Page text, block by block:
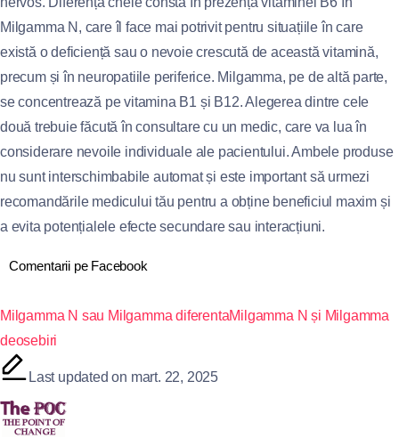
Milgamma N, care îl face mai potrivit pentru situațiile în care
există o deficiență sau o nevoie crescută de această vitamină,
precum și în neuropatiile periferice. Milgamma, pe de altă parte,
se concentrează pe vitamina B1 și B12. Alegerea dintre cele
două trebuie făcută în consultare cu un medic, care va lua în
considerare nevoile individuale ale pacientului. Ambele produse
nu sunt interschimbabile automat și este important să urmezi
recomandările medicului tău pentru a obține beneficiul maxim și
a evita potențialele efecte secundare sau interacțiuni.
Comentarii pe Facebook
Milgamma N sau Milgamma diferentaMilgamma N și Milgamma
deosebiri
Last updated on mart. 22, 2025